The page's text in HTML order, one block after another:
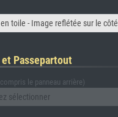
toile - Image reflétée sur le côté
Passepartout
le panneau arrière)
sélectionner